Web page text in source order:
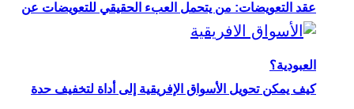
عقد التعويضات: من يتحمل العبء الحقيقي للتعويضات عن
العبودية؟
كيف يمكن تحويل الأسواق الإفريقية إلى أداة لتخفيف حدة